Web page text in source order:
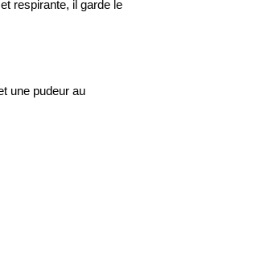
respirante, il garde le
une pudeur au